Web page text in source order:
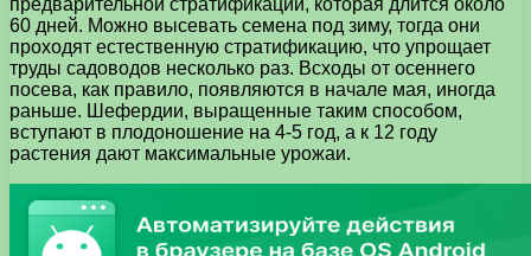
предварительной стратификации, которая длится около
60 дней. Можно высевать семена под зиму, тогда они
проходят естественную стратификацию, что упрощает
труды садоводов несколько раз. Всходы от осеннего
посева, как правило, появляются в начале мая, иногда
раньше. Шефердии, выращенные таким способом,
вступают в плодоношение на 4-5 год, а к 12 году
растения дают максимальные урожаи.